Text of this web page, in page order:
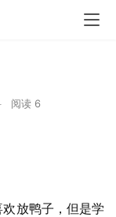
阅读 6
放鸭子，但是学